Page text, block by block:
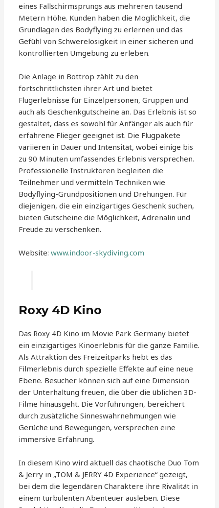
eines Fallschirmsprungs aus mehreren tausend
Metern Höhe. Kunden haben die Möglichkeit, die
Grundlagen des Bodyflying zu erlernen und das
Gefühl von Schwerelosigkeit in einer sicheren und
kontrollierten Umgebung zu erleben.
Die Anlage in Bottrop zählt zu den
fortschrittlichsten ihrer Art und bietet
Flugerlebnisse für Einzelpersonen, Gruppen und
auch als Geschenkgutscheine an. Das Erlebnis ist so
gestaltet, dass es sowohl für Anfänger als auch für
erfahrene Flieger geeignet ist. Die Flugpakete
variieren in Dauer und Intensität, wobei einige bis
zu 90 Minuten umfassendes Erlebnis versprechen.
Professionelle Instruktoren begleiten die
Teilnehmer und vermitteln Techniken wie
Bodyflying-Grundpositionen und Drehungen. Für
diejenigen, die ein einzigartiges Geschenk suchen,
bieten Gutscheine die Möglichkeit, Adrenalin und
Freude zu verschenken.
Website:www.indoor-skydiving.com
Roxy 4D Kino
Das Roxy 4D Kino im Movie Park Germany bietet
ein einzigartiges Kinoerlebnis für die ganze Familie.
Als Attraktion des Freizeitparks hebt es das
Filmerlebnis durch spezielle Effekte auf eine neue
Ebene. Besucher können sich auf eine Dimension
der Unterhaltung freuen, die über die üblichen 3D-
Filme hinausgeht. Die Vorführungen, bereichert
durch zusätzliche Sinneswahrnehmungen wie
Gerüche und Bewegungen, versprechen eine
immersive Erfahrung.
In diesem Kino wird aktuell das chaotische Duo Tom
& Jerry in „TOM & JERRY 4D Experience“ gezeigt,
bei dem die legendären Charaktere ihre Rivalität in
einem turbulenten Abenteuer ausleben. Diese